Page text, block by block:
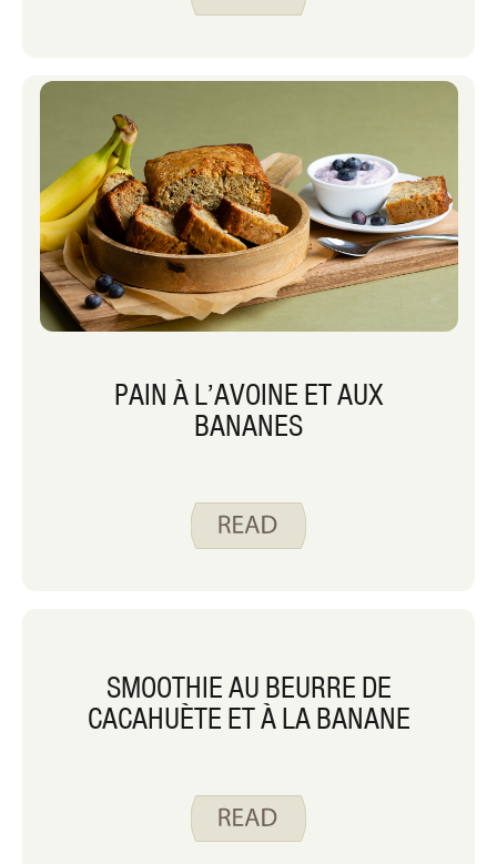
PAIN À L’AVOINE ET AUX
BANANES
SMOOTHIE AU BEURRE DE
CACAHUÈTE ET À LA BANANE